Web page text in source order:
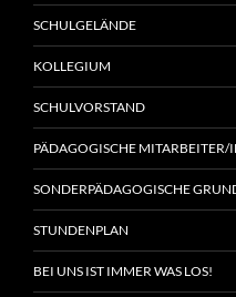
SCHULGELÄNDE
KOLLEGIUM
SCHULVORSTAND
PÄDAGOGISCHE MITARBEITER/
SONDERPÄDAGOGISCHE
STUNDENPLAN
BEI UNS IST IMMER WAS LOS!